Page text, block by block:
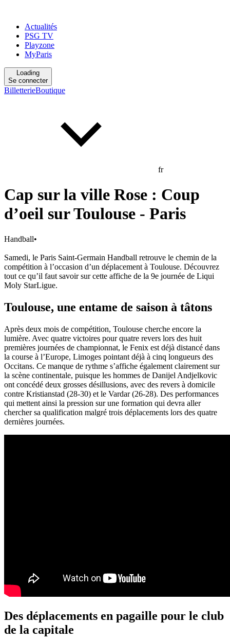
Actualités
PSG TV
Playzone
MyParis
Loading
Se connecter
BilletterieBoutique
fr
Cap sur la ville Rose : Coup
d’oeil sur Toulouse - Paris
Handball•
Samedi, le Paris Saint-Germain Handball retrouve le chemin de la
compétition à l’occasion d’un déplacement à Toulouse. Découvrez
tout ce qu’il faut savoir sur cette affiche de la 9e journée de Liqui
Moly StarLigue.
Toulouse, une entame de saison à tâtons
Après deux mois de compétition, Toulouse cherche encore la
lumière. Avec quatre victoires pour quatre revers lors des huit
premières journées de championnat, le Fenix est déjà distancé dans
la course à l’Europe, Limoges pointant déjà à cinq longueurs des
Occitans. Ce manque de rythme s’affiche également clairement sur
la scène continentale, puisque les hommes de Danijel Andjelkovic
ont concédé deux grosses désillusions, avec des revers à domicile
contre Kristianstad (28-30) et le Vardar (26-28). Des performances
qui mettent ainsi la pression sur une formation qui devra aller
chercher sa qualification malgré trois déplacements lors des quatre
dernières journées.
Des déplacements en pagaille pour le club
de la capitale